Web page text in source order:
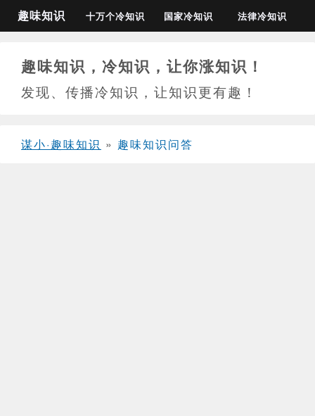
趣味知识 十万个冷知识 国家冷知识 法律冷知识
趣味知识，冷知识，让你涨知识！
发现、传播冷知识，让知识更有趣！
谋小·趣味知识 » 趣味知识问答